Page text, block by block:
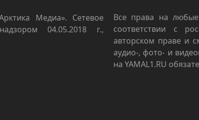
Медиа». Сетевое
04.05.2018 г.,
Все права на
соответствии с
авторском праве и
аудио-, фото- и
на YAMAL1.RU